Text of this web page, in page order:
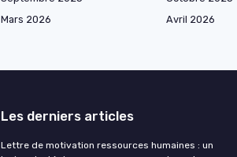
Mars 2026 Avril 2026
Les derniers articles
Lettre de motivation ressources humaines : un